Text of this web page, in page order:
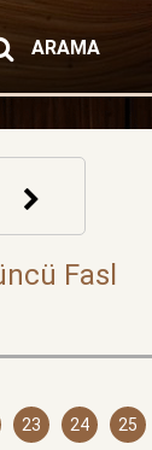
ARAMA
23 24 25